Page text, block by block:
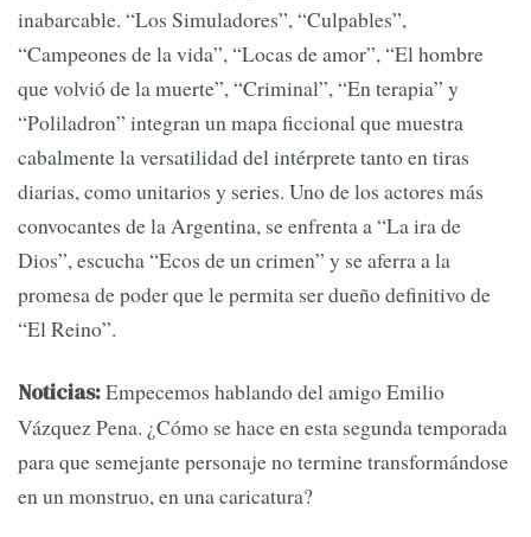
inabarcable. “Los Simuladores”, “Culpables”,
“Campeones de la vida”, “Locas de amor”, “El hombre
que volvió de la muerte”, “Criminal”, “En terapia” y
“Poliladron” integran un mapa ficcional que muestra
cabalmente la versatilidad del intérprete tanto en tiras
diarias, como unitarios y series. Uno de los actores más
convocantes de la Argentina, se enfrenta a “La ira de
Dios”, escucha “Ecos de un crimen” y se aferra a la
promesa de poder que le permita ser dueño definitivo de
“El Reino”.
Noticias:Empecemos hablando del amigo Emilio
Vázquez Pena. ¿Cómo se hace en esta segunda temporada
para que semejante personaje no termine transformándose
en un monstruo, en una caricatura?